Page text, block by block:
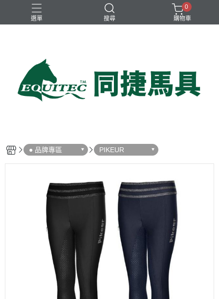
選單 搜尋
兒童比賽馬褲
男用比賽衫
0
購物車
● 品牌專區 PIKEUR